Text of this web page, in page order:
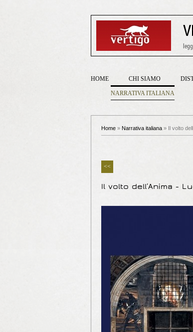
HOME CHI SIAMO
NARRATIVA ITALIANA
Home » Narrativa italiana » Il volto
<<
Il volto dell’Anima -